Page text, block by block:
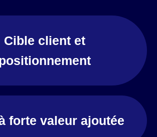
Cible client et
forte valeur ajoutée